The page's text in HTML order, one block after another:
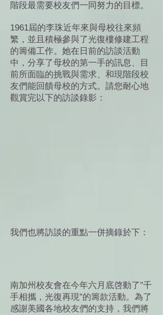
階段最需要校友們一同努力的目標。
1961屆的李珠近年來與母校往來頻
繁，並且積極參與了光復樓修建工程
的籌備工作。她在日前的訪談活動
中，分享了母校的第一手的訊息、目
前所面臨的挑戰與需求、和現階段校
友們能回饋母校的方式。請您耐心地
觀賞完以下的訪談錄影：
我們也將訪談的重點一併摘錄於下：
南加州校友會在今年六月底啓動了”千
手相攜，光復再現”的籌款活動。為了
感謝美國各地校友們的支持，我們將